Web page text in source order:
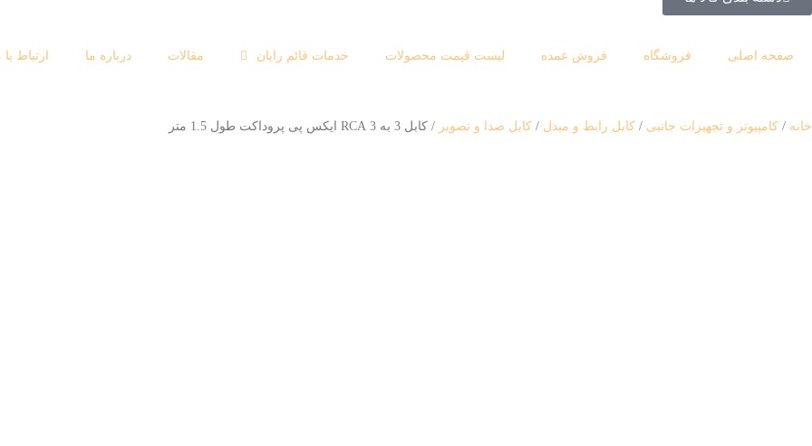
صفحه اصلی فروشگاه فروش عمده لیست قیمت محصولات خدمات قائم رایان مقالات درباره ما ارتباط با
خانه کامپیوتر و تجهیزات جانبی کابل رابط و مبدل کابل صدا و تصویر کابل 3 به 3 RCA ایکس پی پروداکت طول 1.5 متر